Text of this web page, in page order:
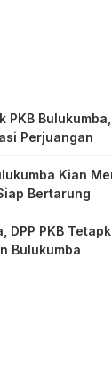
PKB
Perjuangan
Kian
Bertarung
DPP PKB
Bulukumba